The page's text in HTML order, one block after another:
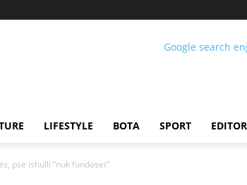
LIFESTYLE BOTA SPORT
pse ishulli “nuk fundoset”